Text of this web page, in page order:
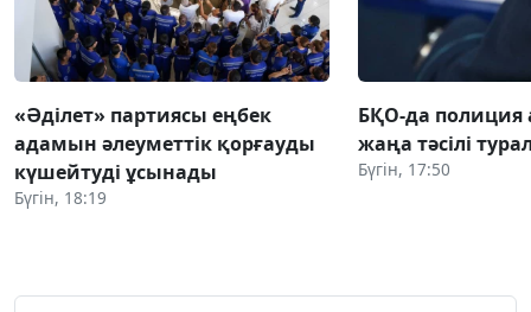
«Әділет» партиясы еңбек
адамын әлеуметтік қорғауды
күшейтуді ұсынады
Бүгін, 18:19
БҚО-да полиция
жаңа тәсілі
Бүгін, 17:50